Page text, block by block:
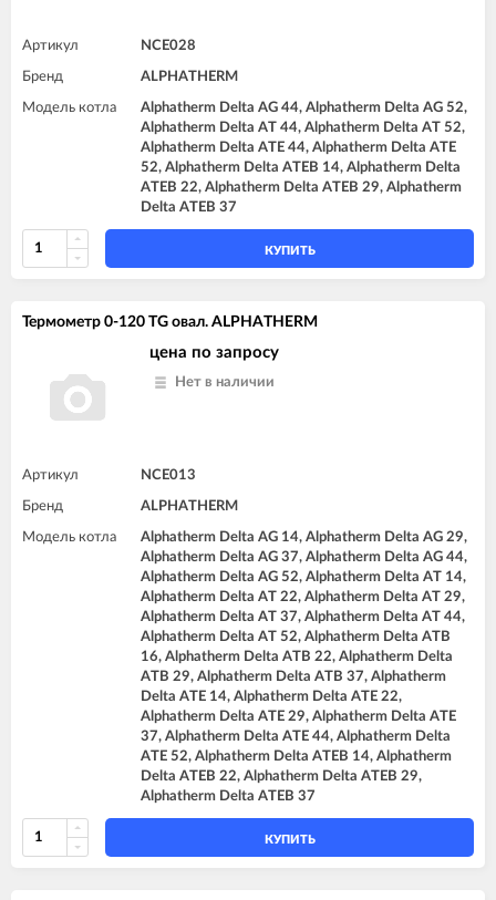
Артикул NCE028
Бренд ALPHATHERM
Модель котла
Alphatherm Delta AG 44, Alphatherm Delta AG 52,
Alphatherm Delta AT 44, Alphatherm Delta AT 52,
Alphatherm Delta ATE 44, Alphatherm Delta ATE
52, Alphatherm Delta ATEB 14, Alphatherm Delta
ATEB 22, Alphatherm Delta ATEB 29, Alphatherm
Delta ATEB 37
КУПИТЬ
Термометр 0-120 TG овал. ALPHATHERM
цена по запросу
Нет в наличии
Артикул NCE013
Бренд ALPHATHERM
Модель котла
Alphatherm Delta AG 14, Alphatherm Delta AG 29,
Alphatherm Delta AG 37, Alphatherm Delta AG 44,
Alphatherm Delta AG 52, Alphatherm Delta AT 14,
Alphatherm Delta AT 22, Alphatherm Delta AT 29,
Alphatherm Delta AT 37, Alphatherm Delta AT 44,
Alphatherm Delta AT 52, Alphatherm Delta ATB
16, Alphatherm Delta ATB 22, Alphatherm Delta
ATB 29, Alphatherm Delta ATB 37, Alphatherm
Delta ATE 14, Alphatherm Delta ATE 22,
Alphatherm Delta ATE 29, Alphatherm Delta ATE
37, Alphatherm Delta ATE 44, Alphatherm Delta
ATE 52, Alphatherm Delta ATEB 14, Alphatherm
Delta ATEB 22, Alphatherm Delta ATEB 29,
Alphatherm Delta ATEB 37
КУПИТЬ